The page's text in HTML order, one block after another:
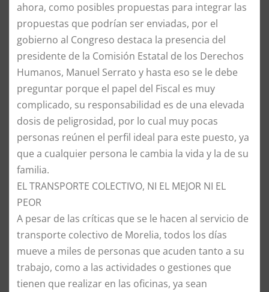
ahora, como posibles propuestas para integrar las
propuestas que podrían ser enviadas, por el
gobierno al Congreso destaca la presencia del
presidente de la Comisión Estatal de los Derechos
Humanos, Manuel Serrato y hasta eso se le debe
preguntar porque el papel del Fiscal es muy
complicado, su responsabilidad es de una elevada
dosis de peligrosidad, por lo cual muy pocas
personas reúnen el perfil ideal para este puesto, ya
que a cualquier persona le cambia la vida y la de su
familia.
​EL TRANSPORTE COLECTIVO, NI EL MEJOR NI EL
PEOR
​A pesar de las críticas que se le hacen al servicio de
transporte colectivo de Morelia, todos los días
mueve a miles de personas que acuden tanto a su
trabajo, como a las actividades o gestiones que
tienen que realizar en las oficinas, ya sean